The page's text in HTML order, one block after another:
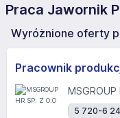
Praca Jawornik
Wyróżnione oferty
MSGROUP
5 720-6